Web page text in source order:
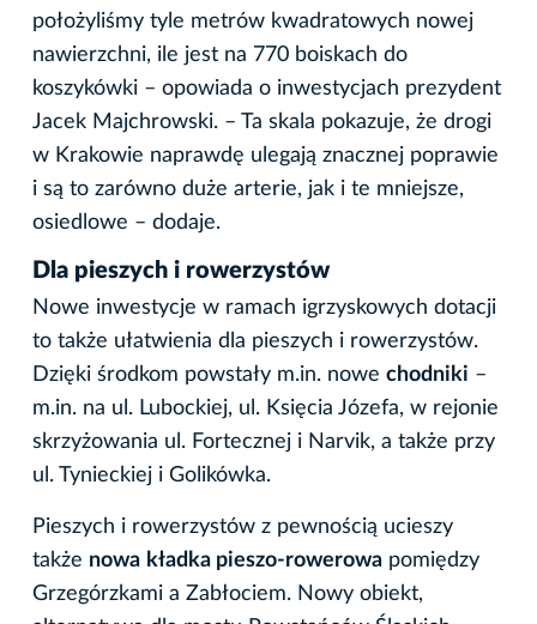
położyliśmy tyle metrów kwadratowych nowej
nawierzchni, ile jest na 770 boiskach do
koszykówki – opowiada o inwestycjach prezydent
Jacek Majchrowski. – Ta skala pokazuje, że drogi
w Krakowie naprawdę ulegają znacznej poprawie
i są to zarówno duże arterie, jak i te mniejsze,
osiedlowe – dodaje.
Dla pieszych i rowerzystów
Nowe inwestycje w ramach igrzyskowych dotacji
to także ułatwienia dla pieszych i rowerzystów.
Dzięki środkom powstały m.in. nowe chodniki –
m.in. na ul. Lubockiej, ul. Księcia Józefa, w rejonie
skrzyżowania ul. Fortecznej i Narvik, a także przy
ul. Tynieckiej i Golikówka.
Pieszych i rowerzystów z pewnością ucieszy
także nowa kładka pieszo-rowerowa pomiędzy
Grzegórzkami a Zabłociem. Nowy obiekt,